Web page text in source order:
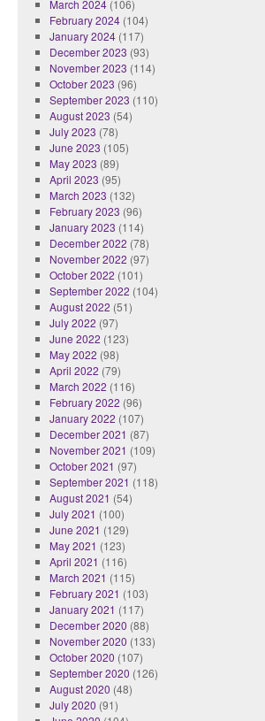
March 2024(106)
February 2024(104)
January 2024(117)
December 2023 (93)
November 2023 (114)
October 2023 (96)
September 2023 (110)
August 2023 (54)
July 2023 (78)
June 2023 (105)
May 2023 (89)
April 2023 (95)
March 2023 (132)
February 2023 (96)
January 2023 (114)
December 2022 (78)
November 2022 (97)
October 2022 (101)
September 2022 (104)
August 2022 (51)
July 2022 (97)
June 2022 (123)
May 2022 (98)
April 2022 (79)
March 2022 (116)
February 2022 (96)
January 2022 (107)
December 2021 (87)
November 2021 (109)
October 2021 (97)
September 2021 (118)
August 2021 (54)
July 2021 (100)
June 2021 (129)
May 2021 (123)
April 2021 (116)
March 2021 (115)
February 2021 (103)
January 2021 (117)
December 2020 (88)
November 2020 (133)
October 2020 (107)
September 2020 (126)
August 2020 (48)
July 2020 (91)